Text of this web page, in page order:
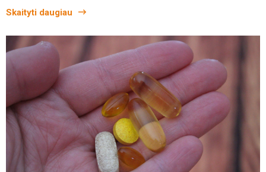
Skaityti daugiau